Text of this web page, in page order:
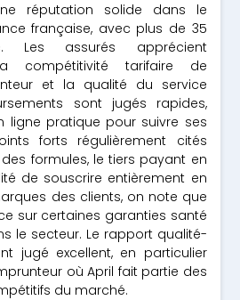
réputation solide dans le
française, avec plus de 35
Les assurés apprécient
compétitivité tarifaire de
et la qualité du service
sont jugés rapides,
ligne pratique pour suivre ses
forts régulièrement cités
formules, le tiers payant en
de souscrire entièrement en
des clients, on note que
sur certaines garanties santé
le secteur. Le rapport qualité-
jugé excellent, en particulier
où April fait partie des
du marché.